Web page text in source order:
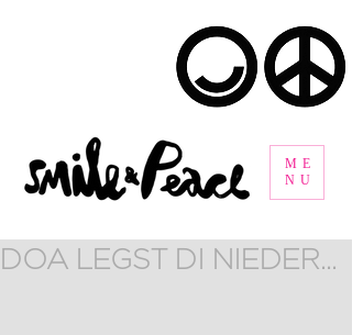
ME
NU
DOA LEGST DI NIEDER...